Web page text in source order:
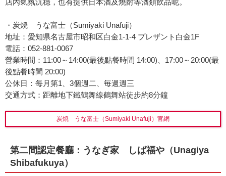
・炭焼 うな富士（Sumiyaki Unafuji）
地址：愛知県名古屋市昭和区白金1-1-4 プレザント白金1F
電話：052-881-0067
營業時間：11:00～14:00(最後點餐時間 14:00)、17:00～20:00(最
後點餐時間 20:00)
公休日：每月第1、3個週二、毎週週三
交通方式：距離地下鐵鶴舞線鶴舞站徒步約8分鐘
炭焼 うな富士（Sumiyaki Unafuji）官網
第二間認定餐廳：うなぎ家 しば福や（Unagiya
Shibafukuya）